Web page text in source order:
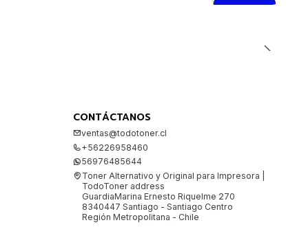
CONTÁCTANOS
ventas@todotoner.cl
+56226958460
56976485644
Toner Alternativo y Original para Impresora |
TodoToner address
GuardiaMarina Ernesto Riquelme 270
8340447 Santiago - Santiago Centro
Región Metropolitana - Chile